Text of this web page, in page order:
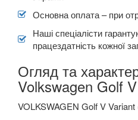
Основна оплата – при
Наші спеціалісти
працездатність кожної
Огляд та
Volkswagen Golf
VOLKSWAGEN Golf V Variant